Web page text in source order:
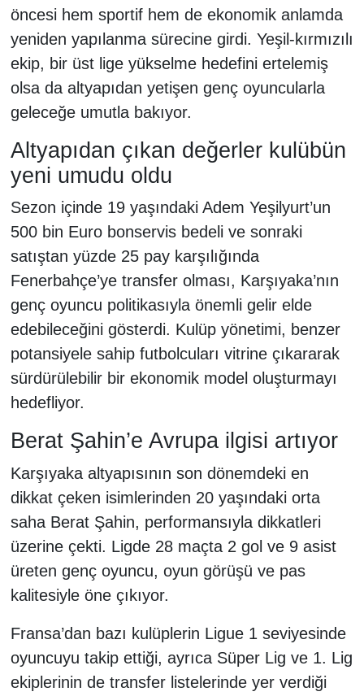
öncesi hem sportif hem de ekonomik anlamda
yeniden yapılanma sürecine girdi. Yeşil-kırmızılı
ekip, bir üst lige yükselme hedefini ertelemiş
olsa da altyapıdan yetişen genç oyuncularla
geleceğe umutla bakıyor.
Altyapıdan çıkan değerler kulübün
yeni umudu oldu
Sezon içinde 19 yaşındaki Adem Yeşilyurt’un
500 bin Euro bonservis bedeli ve sonraki
satıştan yüzde 25 pay karşılığında
Fenerbahçe’ye transfer olması, Karşıyaka’nın
genç oyuncu politikasıyla önemli gelir elde
edebileceğini gösterdi. Kulüp yönetimi, benzer
potansiyele sahip futbolcuları vitrine çıkararak
sürdürülebilir bir ekonomik model oluşturmayı
hedefliyor.
Berat Şahin’e Avrupa ilgisi artıyor
Karşıyaka altyapısının son dönemdeki en
dikkat çeken isimlerinden 20 yaşındaki orta
saha Berat Şahin, performansıyla dikkatleri
üzerine çekti. Ligde 28 maçta 2 gol ve 9 asist
üreten genç oyuncu, oyun görüşü ve pas
kalitesiyle öne çıkıyor.
Fransa’dan bazı kulüplerin Ligue 1 seviyesinde
oyuncuyu takip ettiği, ayrıca Süper Lig ve 1. Lig
ekiplerinin de transfer listelerinde yer verdiği